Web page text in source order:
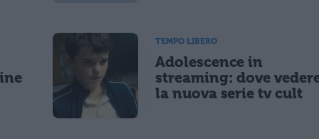
TEMPO LIBERO
Adolescence in
streaming: dove
la nuova serie tv cult